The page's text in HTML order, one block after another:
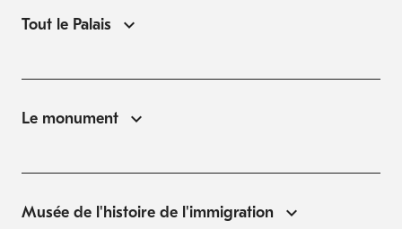
Tout le Palais
Le monument
Musée de l'histoire de l'immigration